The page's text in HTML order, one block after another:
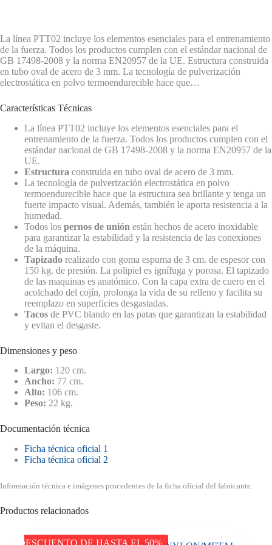
La línea PTT02 incluye los elementos esenciales para el entrenamiento
de la fuerza. Todos los productos cumplen con el estándar nacional de
GB 17498-2008 y la norma EN20957 de la UE. Estructura construida
en tubo oval de acero de 3 mm. La tecnología de pulverización
electrostática en polvo termoendurecible hace que…
Características Técnicas
La línea PTT02 incluye los elementos esenciales para el
entrenamiento de la fuerza. Todos los productos cumplen con el
estándar nacional de GB 17498-2008 y la norma EN20957 de la
UE.
Estructura construida en tubo oval de acero de 3 mm.
La tecnología de pulverización electrostática en polvo
termoendurecible hace que la estructura sea brillante y tenga un
fuerte impacto visual. Además, también le aporta resistencia a la
humedad.
Todos los pernos de unión están hechos de acero inoxidable
para garantizar la estabilidad y la resistencia de las conexiones
de la máquina.
Tapizado realizado con goma espuma de 3 cm. de espesor con
150 kg. de presión. La polipiel es ignífuga y porosa. El tapizado
de las maquinas es anatómico. Con la capa extra de cuero en el
acolchado del cojín, prolonga la vida de su relleno y facilita su
reemplazo en superficies desgastadas.
Tacos de PVC blando en las patas que garantizan la estabilidad
y evitan el desgaste.
Dimensiones y peso
Largo: 120 cm.
Ancho: 77 cm.
Alto: 106 cm.
Peso: 22 kg.
Documentación técnica
Ficha técnica oficial 1
Ficha técnica oficial 2
Información técnica e imágenes procedentes de la ficha oficial del fabricante.
Productos relacionados
DESCUENTO DE HASTA EL 50%